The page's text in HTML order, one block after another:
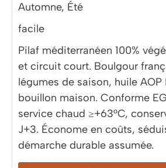
Automne, Été
facile
Pilaf méditerranéen 100%
et circuit court. Boulgour
légumes de saison, huile AOP
bouillon maison. Conforme
service chaud ≥+63°C,
J+3. Économe en coûts,
démarche durable assumée.